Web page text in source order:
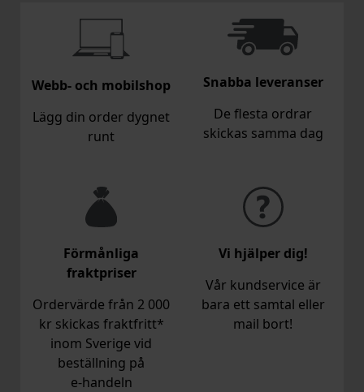
Webb- och mobilshop
Lägg din order dygnet
runt
Snabba leveranser
De flesta ordrar
skickas samma dag
Förmånliga
fraktpriser
Ordervärde från 2 000
kr skickas fraktfritt*
inom Sverige vid
beställning på
e‑handeln
Vi hjälper dig!
Vår kundservice är
bara ett samtal eller
mail bort!